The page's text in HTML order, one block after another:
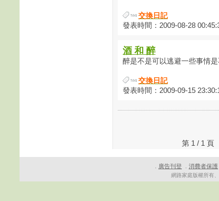
交換日記
發表時間：2009-08-28
酒 和 醉
醉是不是可以逃避一些事情
交換日記
發表時間：2009-09-15
第 1 / 1
． 廣告刊登 ． 消費者保護
網路家庭版權所有